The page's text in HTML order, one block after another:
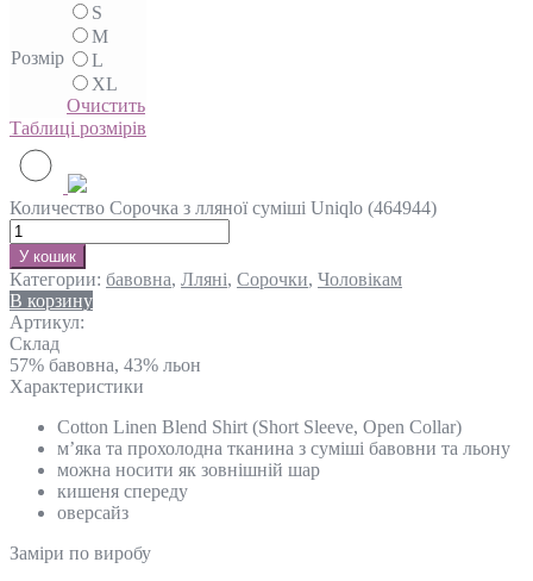
Розмір
S
M
L
XL
Очистить
Таблиці розмірів
Количество Сорочка з лляної суміші Uniqlo (464944)
У кошик
Категории: бавовна, Лляні, Сорочки, Чоловікам
В корзину
Артикул:
Склад
57% бавовна, 43% льон
Характеристики
Cotton Linen Blend Shirt (Short Sleeve, Open Collar)
м’яка та прохолодна тканина з суміші бавовни та льону
можна носити як зовнішній шар
кишеня спереду
оверсайз
Замiри по виробу